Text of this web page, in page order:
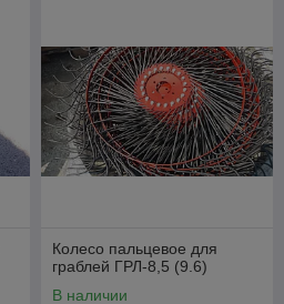
Колесо пальцевое для
граблей ГРЛ-8,5 (9.6)
В наличии